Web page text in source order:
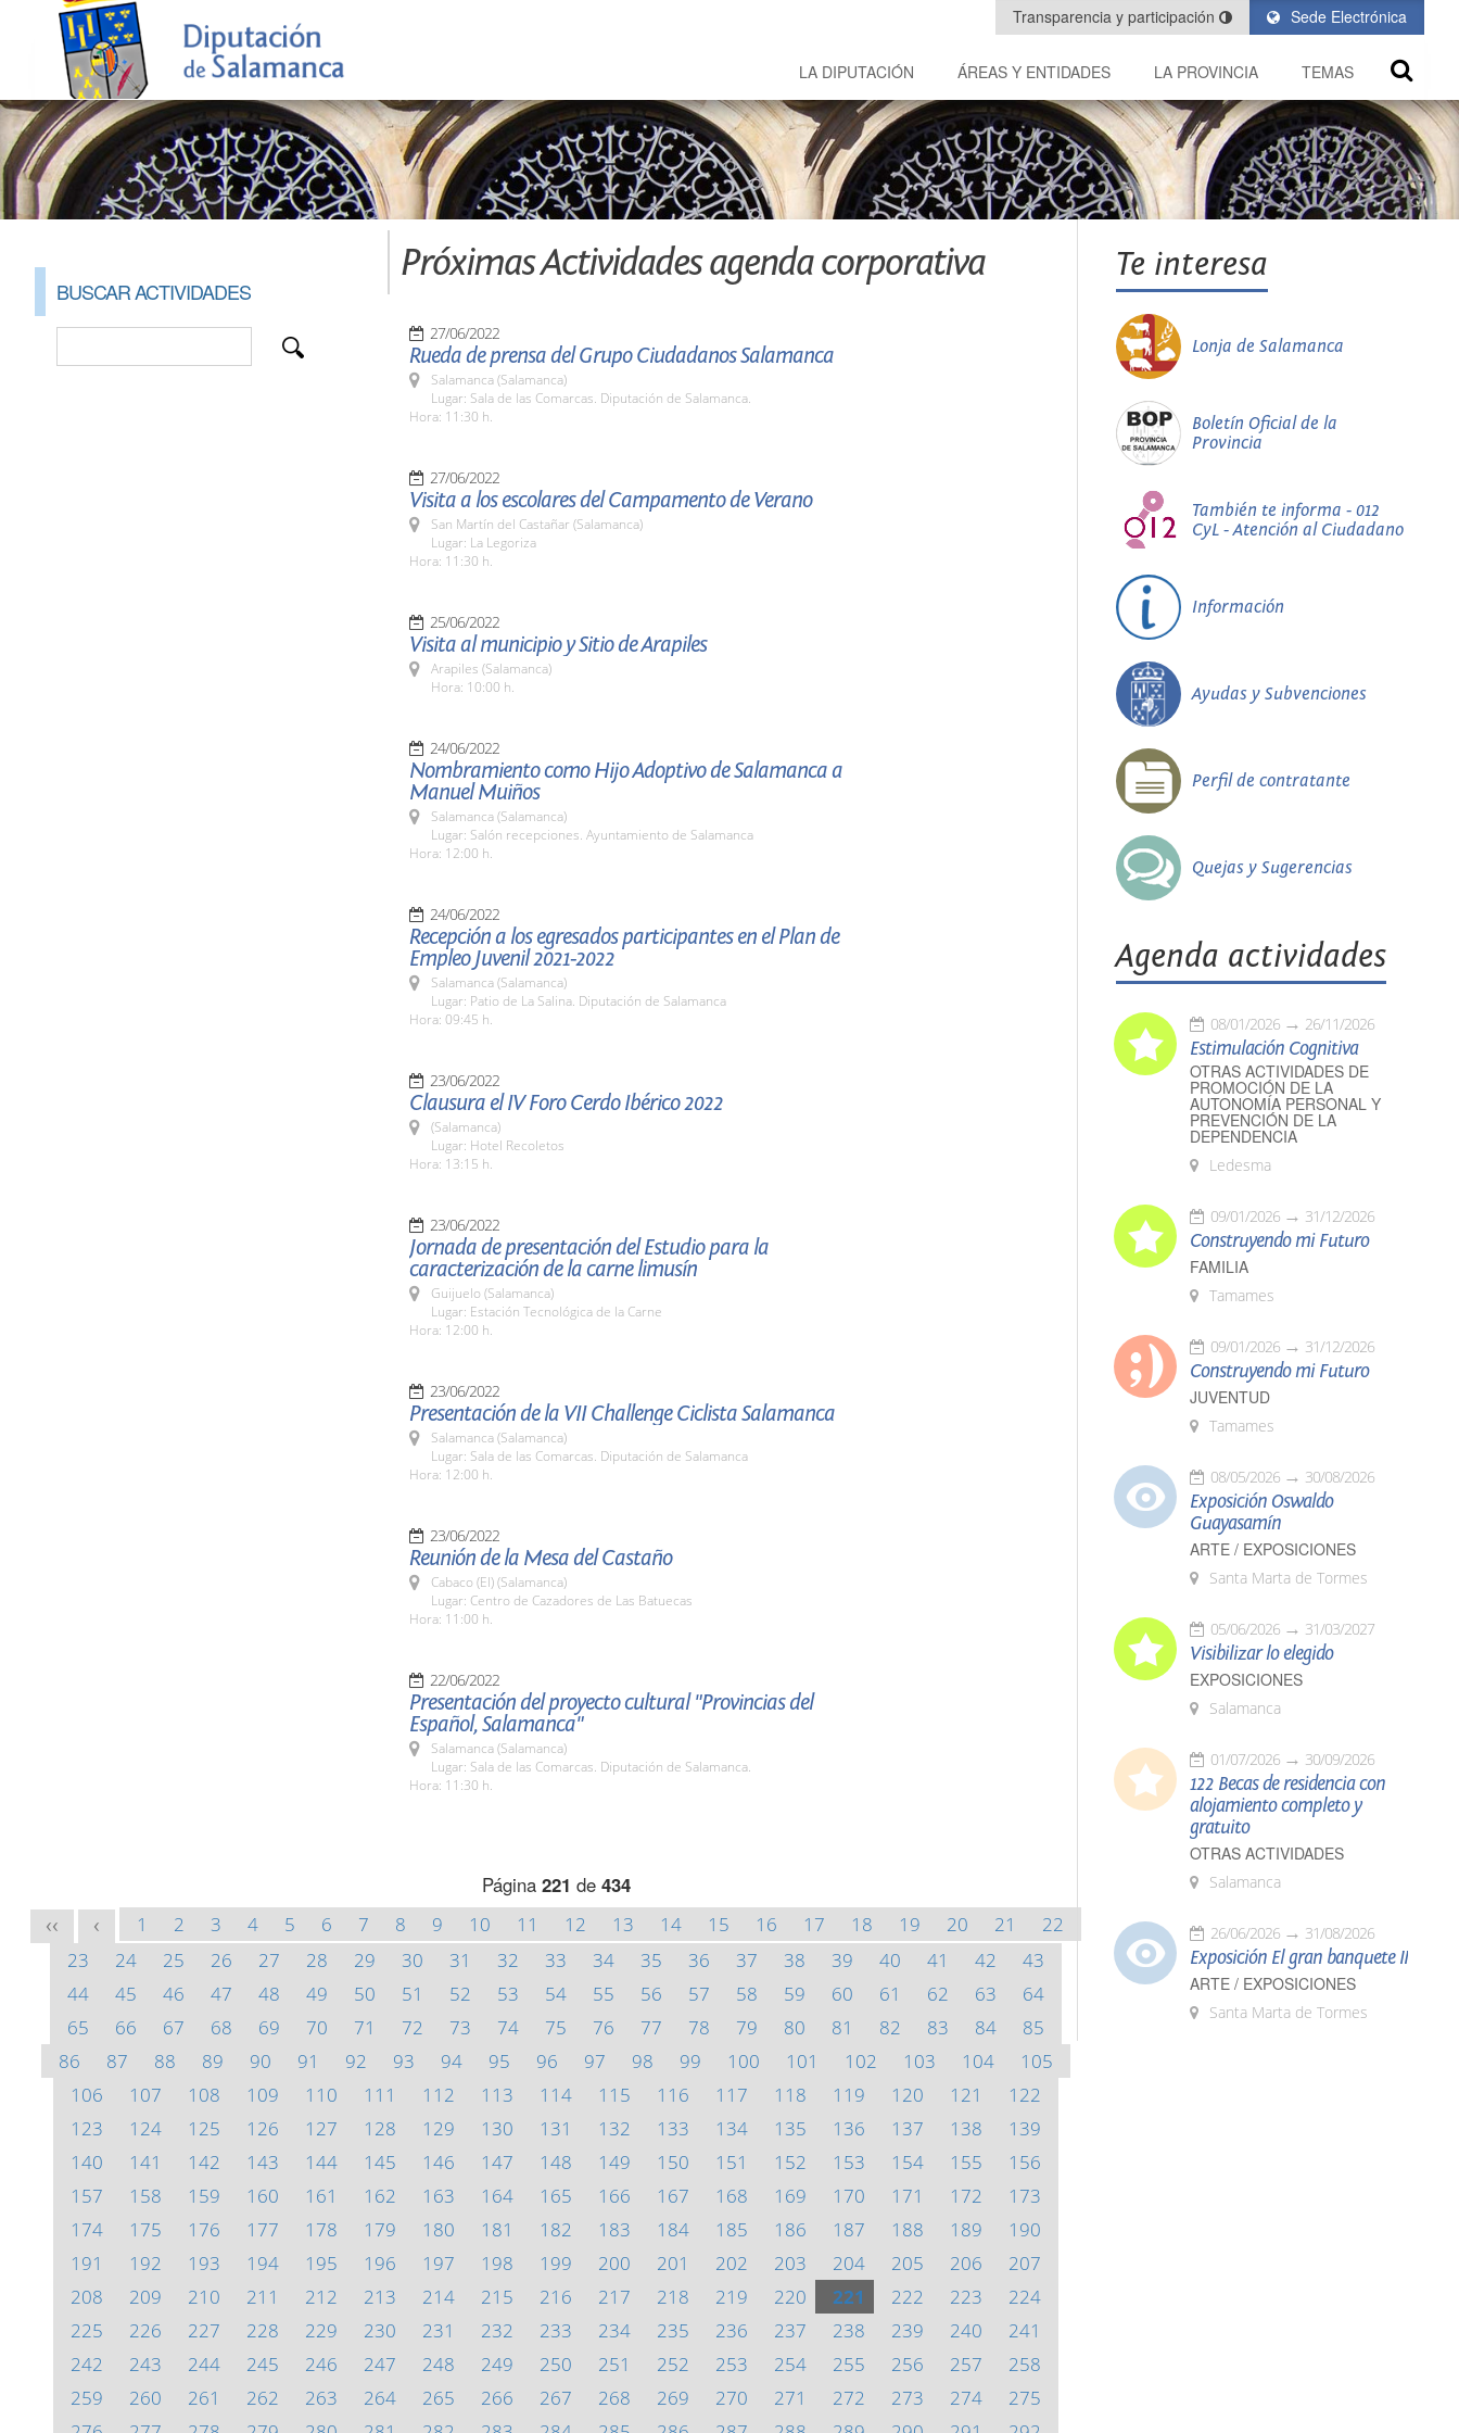
Sede Electrónica
Transparencia y participación
LA DIPUTACIÓN ÁREAS Y ENTIDADES LA PROVINCIA TEMAS
BUSCAR ACTIVIDADES
Próximas Actividades agenda corporativa
27/06/2022
Rueda de prensa del Grupo Ciudadanos Salamanca
Salamanca (Salamanca)
Lugar: Sala de las Comarcas. Diputación de Salamanca.
Hora: 11:30 h.
27/06/2022
Visita a los escolares del Campamento de Verano
San Martín del Castañar (Salamanca)
Lugar: La Legoriza
Hora: 11:30 h.
25/06/2022
Visita al municipio y Sitio de Arapiles
Arapiles (Salamanca)
Hora: 10:00 h.
24/06/2022
Nombramiento como Hijo Adoptivo de Salamanca a
Manuel Muiños
Salamanca (Salamanca)
Lugar: Salón recepciones. Ayuntamiento de Salamanca
Hora: 12:00 h.
24/06/2022
Recepción a los egresados participantes en el Plan de
Empleo Juvenil 2021-2022
Salamanca (Salamanca)
Lugar: Patio de La Salina. Diputación de Salamanca
Hora: 09:45 h.
23/06/2022
Clausura el IV Foro Cerdo Ibérico 2022
(Salamanca)
Lugar: Hotel Recoletos
Hora: 13:15 h.
23/06/2022
Jornada de presentación del Estudio para la
caracterización de la carne limusín
Guijuelo (Salamanca)
Lugar: Estación Tecnológica de la Carne
Hora: 12:00 h.
23/06/2022
Presentación de la VII Challenge Ciclista Salamanca
Salamanca (Salamanca)
Lugar: Sala de las Comarcas. Diputación de Salamanca
Hora: 12:00 h.
23/06/2022
Reunión de la Mesa del Castaño
Cabaco (El) (Salamanca)
Lugar: Centro de Cazadores de Las Batuecas
Hora: 11:00 h.
22/06/2022
Presentación del proyecto cultural "Provincias del
Español, Salamanca"
Salamanca (Salamanca)
Lugar: Sala de las Comarcas. Diputación de Salamanca.
Hora: 11:30 h.
Página 221 de 434
<< < 1 2 3 4 5 6 7 8 9 10 11 12 13 14 15 16 17 18 19 20 21
22
23
24 25 26 27 28 29 30 31 32 33 34 35 36 37 38 39 40 41 42
43
44
45 46 47 48 49 50 51 52 53 54 55 56 57 58 59 60 61 62 63
64
65
66 67 68 69 70 71 72 73 74 75 76 77 78 79 80 81 82 83 84
85
86
87 88 89 90 91 92 93 94 95 96 97 98 99 100 101 102 103 104
105
106
107 108 109 110 111 112 113 114 115 116 117 118 119 120 121
122
123
124 125 126 127 128 129 130 131 132 133 134 135 136 137 138
139
140
141 142 143 144 145 146 147 148 149 150 151 152 153 154 155
156
157
158 159 160 161 162 163 164 165 166 167 168 169 170 171 172
173
174
175 176 177 178 179 180 181 182 183 184 185 186 187 188 189
190
191
192 193 194 195 196 197 198 199 200 201 202 203 204 205 206
207
208
209 210 211 212 213 214 215 216 217 218 219 220 221 222 223
224
225
226 227 228 229 230 231 232 233 234 235 236 237 238 239 240
241
242
243 244 245 246 247 248 249 250 251 252 253 254 255 256 257
258
259
260 261 262 263 264 265 266 267 268 269 270 271 272 273 274
275
Te interesa
Lonja de Salamanca
Boletín Oficial de la
Provincia
También te informa - 012
CyL - Atención al Ciudadano
Información
Ayudas y Subvenciones
Perfil de contratante
Quejas y Sugerencias
Agenda actividades
08/01/2026 26/11/2026
Estimulación Cognitiva
OTRAS ACTIVIDADES DE
PROMOCIÓN DE LA
AUTONOMÍA PERSONAL Y
PREVENCIÓN DE LA
DEPENDENCIA
Ledesma
09/01/2026 31/12/2026
Construyendo mi Futuro
FAMILIA
Tamames
09/01/2026 31/12/2026
Construyendo mi Futuro
JUVENTUD
Tamames
08/05/2026 30/08/2026
Exposición Oswaldo
Guayasamín
ARTE / EXPOSICIONES
Santa Marta de Tormes
05/06/2026 31/03/2027
Visibilizar lo elegido
EXPOSICIONES
Salamanca
01/07/2026 30/09/2026
122 Becas de residencia con
alojamiento completo y
gratuito
OTRAS ACTIVIDADES
Salamanca
26/06/2026 31/08/2026
Exposición El gran banquete II
ARTE / EXPOSICIONES
Santa Marta de Tormes